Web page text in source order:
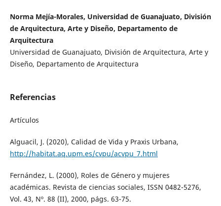
Norma Mejía-Morales, Universidad de Guanajuato, División
de Arquitectura, Arte y Diseño, Departamento de
Arquitectura
Universidad de Guanajuato, División de Arquitectura, Arte y
Diseño, Departamento de Arquitectura
Referencias
Artículos
Alguacil, J. (2020), Calidad de Vida y Praxis Urbana,
http://habitat.aq.upm.es/cvpu/acvpu_7.html
Fernández, L. (2000), Roles de Género y mujeres
académicas. Revista de ciencias sociales, ISSN 0482-5276,
Vol. 43, Nº. 88 (II), 2000, págs. 63-75.